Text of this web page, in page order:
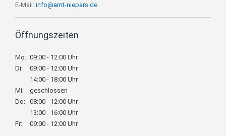
E-Mail: info@amt-niepars.de
Öffnungszeiten
Mo: 09:00 - 12:00 Uhr
Di:
09:00 - 12:00 Uhr
14:00 - 18:00 Uhr
Mi:
geschlossen
Do: 08:00 - 12:00 Uhr
13:00 - 16:00 Uhr
Fr:
09:00 - 12:00 Uhr